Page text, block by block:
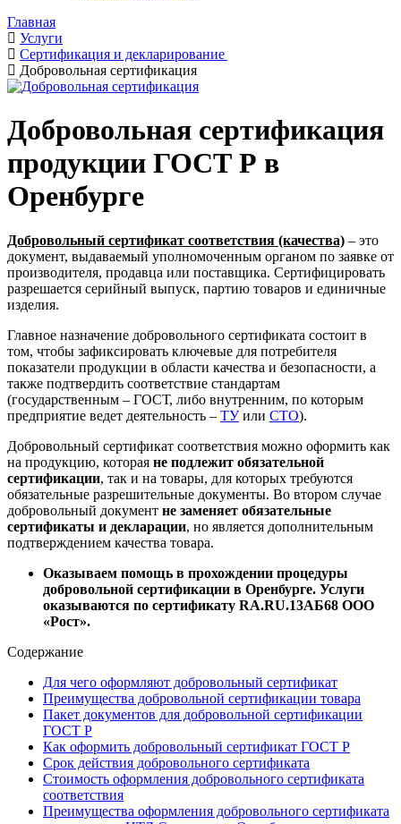
Главная
Услуги
Сертификация и декларирование
Добровольная сертификация
Добровольная сертификация
продукции ГОСТ Р в
Оренбурге
Добровольный сертификат соответствия (качества) – это
документ, выдаваемый уполномоченным органом по заявке от
производителя, продавца или поставщика. Сертифицировать
разрешается серийный выпуск, партию товаров и единичные
изделия.
Главное назначение добровольного сертификата состоит в
том, чтобы зафиксировать ключевые для потребителя
показатели продукции в области качества и безопасности, а
также подтвердить соответствие стандартам
(государственным – ГОСТ, либо внутренним, по которым
предприятие ведет деятельность – ТУили СТО).
Добровольный сертификат соответствия можно оформить как
на продукцию, которая не подлежит обязательной
сертификации, так и на товары, для которых требуются
обязательные разрешительные документы. Во втором случае
добровольный документ не заменяет обязательные
сертификаты и декларации, но является дополнительным
подтверждением качества товара.
Оказываем помощь в прохождении процедуры
добровольной сертификации в Оренбурге. Услуги
оказываются по сертификату RA.RU.13АБ68 ООО
«Рост».
Содержание
Для чего оформляют добровольный сертификат
Преимущества добровольной сертификации товара
Пакет документов для добровольной сертификации
ГОСТ Р
Как оформить добровольный сертификат ГОСТ Р
Срок действия добровольного сертификата
Стоимость оформления добровольного сертификата
соответствия
Преимущества оформления добровольного сертификата